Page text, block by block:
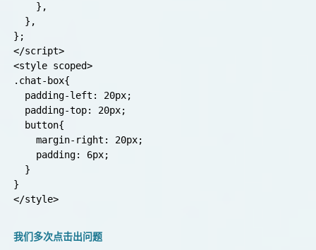
    },
  },
};
</script>
<style scoped>
.chat-box{
  padding-left: 20px;
  padding-top: 20px;
  button{
    margin-right: 20px;
    padding: 6px;
  }
}